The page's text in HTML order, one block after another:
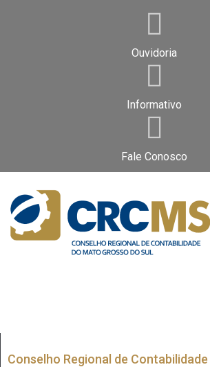
Ouvidoria
Informativo
Fale Conosco
Conselho Regional de